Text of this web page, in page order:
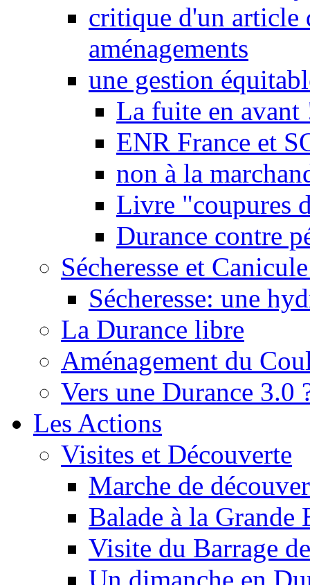
critique d'un article
aménagements
une gestion
La fuite en avant
ENR France et
non à la
Livre "coupures
Durance contre
Sécheresse et
Sécheresse: une
La Durance libre
Aménagement du
Vers une Durance 3.0
Les Actions
Visites et Découverte
Marche de
Balade à la Grande
Visite du Barrage